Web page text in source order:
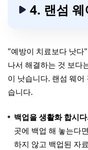
4. 랜섬
"예방이 치료보다 낫다
나서 해결하는 것 보다
이 낫습니다. 랜섬 웨
습니다.
백업을 생활화 합시
곳에 백업 해 놓는다
하지 않고 백업된 자